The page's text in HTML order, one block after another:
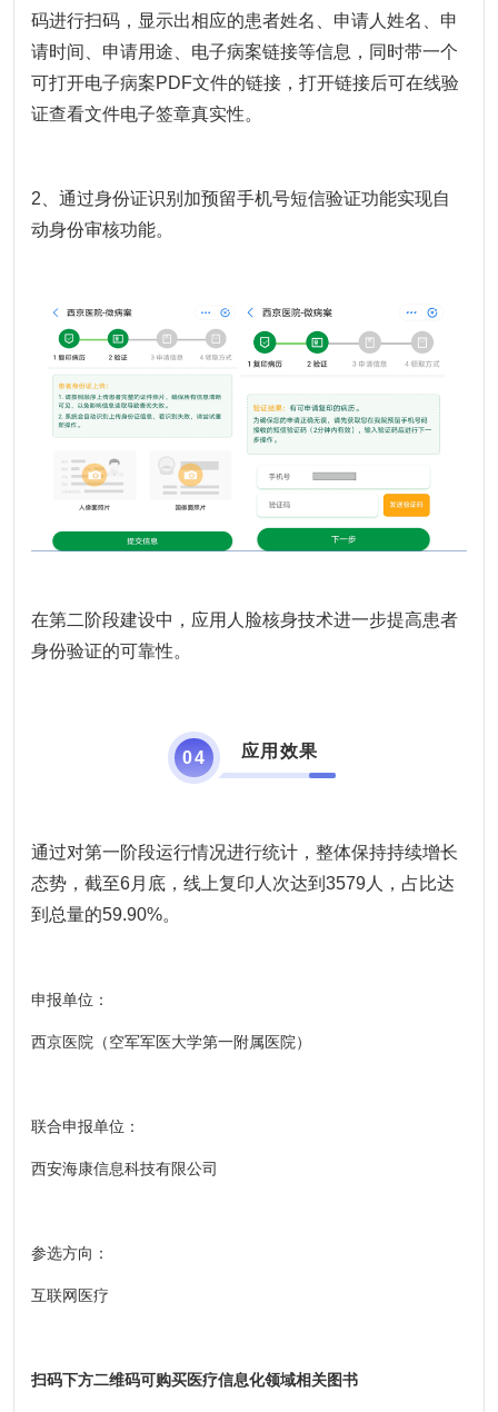
码进行扫码，显示出相应的患者姓名、申请人姓名、申
请时间、申请用途、电子病案链接等信息，同时带一个
可打开电子病案PDF文件的链接，打开链接后可在线验
证查看文件电子签章真实性。
2、通过身份证识别加预留手机号短信验证功能实现自
动身份审核功能。
在第二阶段建设中，应用人脸核身技术进一步提高患者
身份验证的可靠性。
04 应用效果
通过对第一阶段运行情况进行统计，整体保持持续增长
态势，截至6月底，线上复印人次达到3579人，占比达
到总量的59.90%。
申报单位：
西京医院（空军军医大学第一附属医院）
联合申报单位：
西安海康信息科技有限公司
参选方向：
互联网医疗
扫码下方二维码可购买医疗信息化领域相关图书